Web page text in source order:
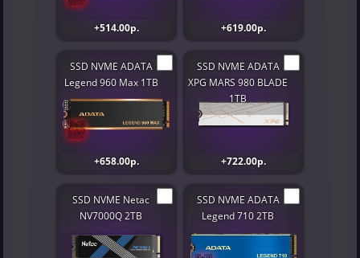
+514.00р. +619.00р.
SSD NVME ADATA
Legend 960 Max 1TB
+658.00р.
SSD NVME ADATA
XPG MARS 980 BLADE
1TB
+722.00р.
SSD NVME Netac
NV7000Q 2TB
SSD NVME ADATA
Legend 710 2TB